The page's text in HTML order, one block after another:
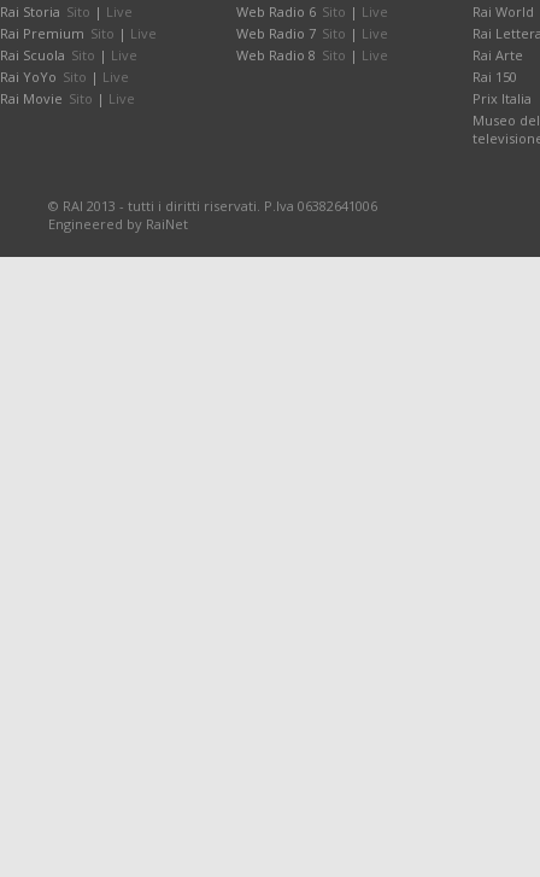
Rai Storia Sito | Live
Rai Premium Sito | Live
Rai Scuola Sito | Live
Rai YoYo Sito | Live
Rai Movie Sito | Live
Web Radio 6 Sito | Live
Web Radio 7 Sito | Live
Web Radio 8 Sito | Live
Rai World
Rai
Rai Arte
Rai 150
Prix Italia
Museo
© RAI 2013 - tutti i diritti riservati. P.Iva 06382641006
Engineered by RaiNet